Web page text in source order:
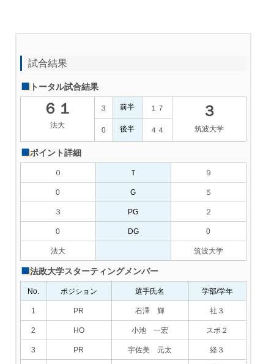
試合結果
トータル試合結果
６１
法大
３ 前半 １７ ３
筑波大学
0 後半 ４４
ポイント詳細
０ Ｔ ９
0 G ５
３ PG ２
0 DG 0
法大 筑波大学
法政大学スターティングメンバー
No. ポジション 選手氏名 学部/学年
1 PR 石澤 輝 社３
2 HO 小池 一宏 スポ２
3 PR 宇佐美 元太 経３